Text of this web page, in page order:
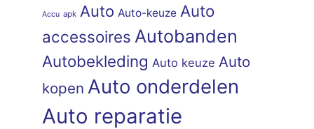
Accu apk Auto Auto-keuze Auto
accessoires Autobanden
Autobekleding Auto keuze Auto
kopen Auto onderdelen
Auto reparatie